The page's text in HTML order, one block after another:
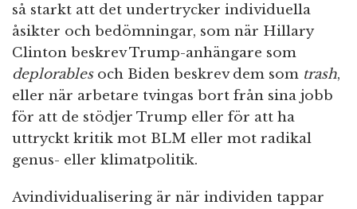
så starkt att det undertrycker individuella
åsikter och bedömningar, som när Hillary
Clinton beskrev Trump-anhängare som
deplorablesoch Biden beskrev dem som trash,
eller när arbetare tvingas bort från sina jobb
för att de stödjer Trump eller för att ha
uttryckt kritik mot BLM eller mot radikal
genus- eller klimatpolitik.
Avindividualisering är när individen tappar